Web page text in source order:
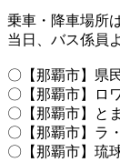
乗車・降車場所
当日、バス係員
〇【那覇市】県
〇【那覇市】ロ
〇【那覇市】と
〇【那覇市】ラ
〇【那覇市】琉